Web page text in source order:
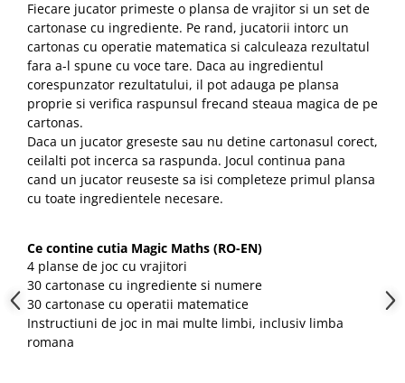
Fiecare jucator primeste o plansa de vrajitor si un set de
cartonase cu ingrediente. Pe rand, jucatorii intorc un
cartonas cu operatie matematica si calculeaza rezultatul
fara a-l spune cu voce tare. Daca au ingredientul
corespunzator rezultatului, il pot adauga pe plansa
proprie si verifica raspunsul frecand steaua magica de pe
cartonas.
Daca un jucator greseste sau nu detine cartonasul corect,
ceilalti pot incerca sa raspunda. Jocul continua pana
cand un jucator reuseste sa isi completeze primul plansa
cu toate ingredientele necesare.
Ce contine cutia Magic Maths (RO-EN)
4 planse de joc cu vrajitori
30 cartonase cu ingrediente si numere
30 cartonase cu operatii matematice
Instructiuni de joc in mai multe limbi, inclusiv limba
romana